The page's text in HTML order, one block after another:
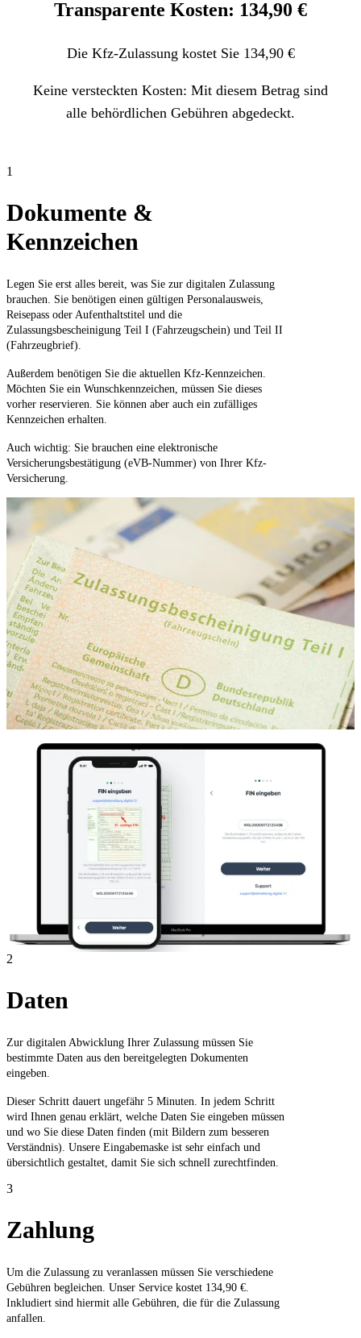
Transparente Kosten: 134,90 €
Die Kfz-Zulassung kostet Sie 134,90 €
Keine versteckten Kosten: Mit diesem Betrag sind
alle behördlichen Gebühren abgedeckt.
1
Dokumente &
Kennzeichen
Legen Sie erst alles bereit, was Sie zur digitalen Zulassung
brauchen. Sie benötigen einen gültigen Personalausweis,
Reisepass oder Aufenthaltstitel und die
Zulassungsbescheinigung Teil I (Fahrzeugschein) und Teil II
(Fahrzeugbrief).
Außerdem benötigen Sie die aktuellen Kfz-Kennzeichen.
Möchten Sie ein Wunschkennzeichen, müssen Sie dieses
vorher reservieren. Sie können aber auch ein zufälliges
Kennzeichen erhalten.
Auch wichtig: Sie brauchen eine elektronische
Versicherungsbestätigung (eVB-Nummer) von Ihrer Kfz-
Versicherung.
2
Daten
Zur digitalen Abwicklung Ihrer Zulassung müssen Sie
bestimmte Daten aus den bereitgelegten Dokumenten
eingeben.
Dieser Schritt dauert ungefähr 5 Minuten. In jedem Schritt
wird Ihnen genau erklärt, welche Daten Sie eingeben müssen
und wo Sie diese Daten finden (mit Bildern zum besseren
Verständnis). Unsere Eingabemaske ist sehr einfach und
übersichtlich gestaltet, damit Sie sich schnell zurechtfinden.
3
Zahlung
Um die Zulassung zu veranlassen müssen Sie verschiedene
Gebühren begleichen. Unser Service kostet 134,90 €.
Inkludiert sind hiermit alle Gebühren, die für die Zulassung
anfallen.